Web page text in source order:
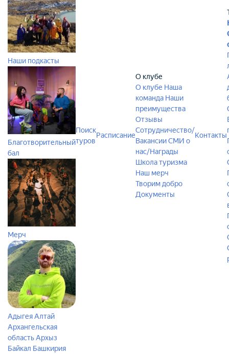
Наши подкасты
Благотворительный
бал
Мерч
АдыгеяАлтай
Архангельская
областьАрхыз
Байкал Башкирия
Поиск
туров
Расписание
О клубе
О клубе Наша
команда Наши
преимущества
Отзывы
Сотрудничество/
ВакансииСМИ о
нас/Награды
Школа туризма
Наш мерч
Творим добро
Документы
Контакты